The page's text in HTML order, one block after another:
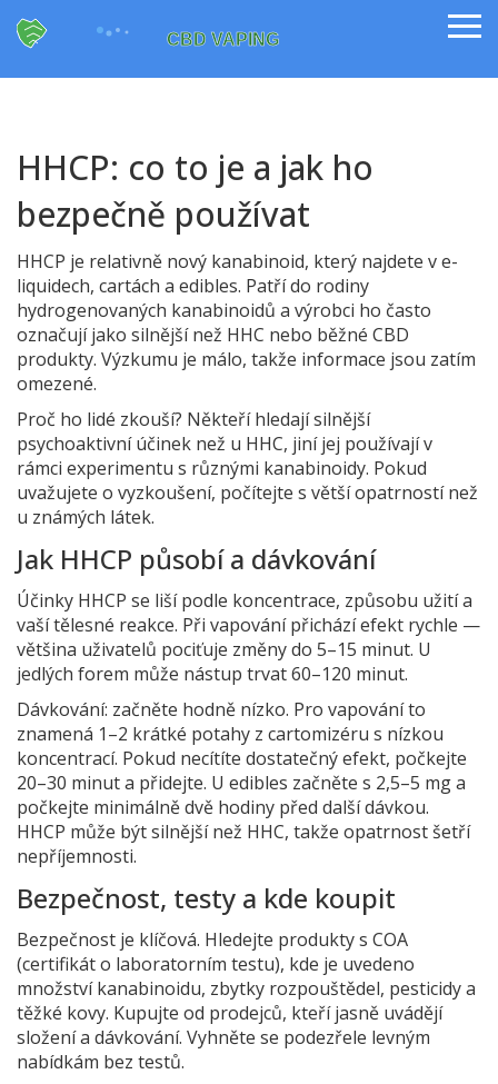
HHCP: co to je a jak ho
bezpečně používat
HHCP je relativně nový kanabinoid, který najdete v e-
liquidech, cartách a edibles. Patří do rodiny
hydrogenovaných kanabinoidů a výrobci ho často
označují jako silnější než HHC nebo běžné CBD
produkty. Výzkumu je málo, takže informace jsou zatím
omezené.
Proč ho lidé zkouší? Někteří hledají silnější
psychoaktivní účinek než u HHC, jiní jej používají v
rámci experimentu s různými kanabinoidy. Pokud
uvažujete o vyzkoušení, počítejte s větší opatrností než
u známých látek.
Jak HHCP působí a dávkování
Účinky HHCP se liší podle koncentrace, způsobu užití a
vaší tělesné reakce. Při vapování přichází efekt rychle —
většina uživatelů pociťuje změny do 5–15 minut. U
jedlých forem může nástup trvat 60–120 minut.
Dávkování: začněte hodně nízko. Pro vapování to
znamená 1–2 krátké potahy z cartomizéru s nízkou
koncentrací. Pokud necítíte dostatečný efekt, počkejte
20–30 minut a přidejte. U edibles začněte s 2,5–5 mg a
počkejte minimálně dvě hodiny před další dávkou.
HHCP může být silnější než HHC, takže opatrnost šetří
nepříjemnosti.
Bezpečnost, testy a kde koupit
Bezpečnost je klíčová. Hledejte produkty s COA
(certifikát o laboratorním testu), kde je uvedeno
množství kanabinoidu, zbytky rozpouštědel, pesticidy a
těžké kovy. Kupujte od prodejců, kteří jasně uvádějí
složení a dávkování. Vyhněte se podezřele levným
nabídkám bez testů.